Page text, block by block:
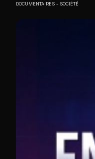
DOCUMENTAIRES SOCIÉTÉ